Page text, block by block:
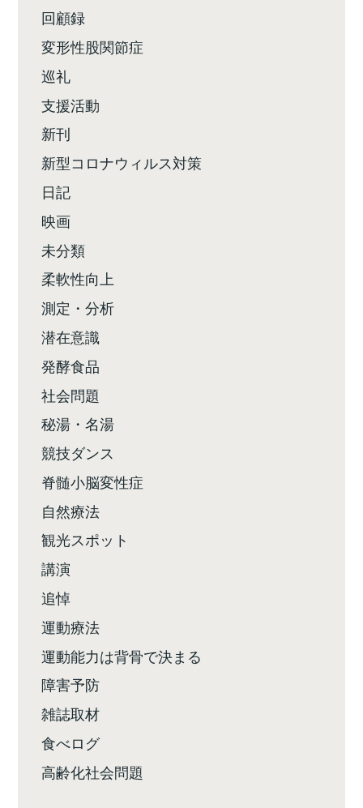
回顧録
変形性股関節症
巡礼
支援活動
新刊
新型コロナウィルス対策
日記
映画
未分類
柔軟性向上
測定・分析
潜在意識
発酵食品
社会問題
秘湯・名湯
競技ダンス
脊髄小脳変性症
自然療法
観光スポット
講演
追悼
運動療法
運動能力は背骨で決まる
障害予防
雑誌取材
食べログ
高齢化社会問題